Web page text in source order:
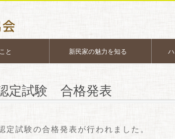
と 新民家の魅力を知る
定試験 合格発表
試験の合格発表が行われました。